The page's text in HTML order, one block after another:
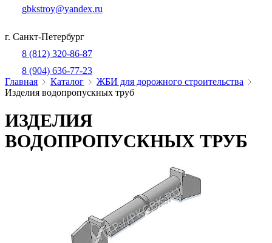
gbkstroy@yandex.ru
г. Санкт-Петербург
8 (812) 320-86-87
8 (904) 636-77-23
Главная
Каталог
ЖБИ для дорожного строительства
Изделия водопропускных труб
ИЗДЕЛИЯ
ВОДОПРОПУСКНЫХ ТРУБ